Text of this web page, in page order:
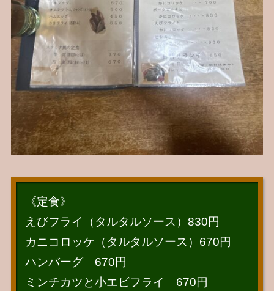
《定食》
えびフライ（タルタルソース）830円
カニコロッケ（タルタルソース）670円
ハンバーグ 670円
ミンチカツと小エビフライ 670円